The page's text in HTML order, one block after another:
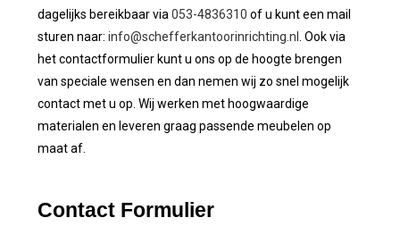
dagelijks bereikbaar via053-4836310 of u kunt een mail
sturen naar:info@schefferkantoorinrichting.nl . Ook via
het contactformulier kunt u ons op de hoogte brengen
van speciale wensen en dan nemen wij zo snel mogelijk
contact met u op. Wij werken met hoogwaardige
materialen en leveren graag passende meubelen op
maat af.
Contact Formulier